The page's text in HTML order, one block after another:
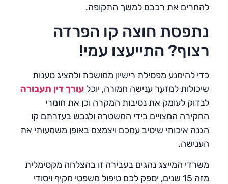
להחרים את רכבם למשך התקופה.
נתפסת חוצה קו הפרדה
רצוף? התייעצו עמי!
כדי להימנע מפסילת רישיון ממושכת ולהציג טענות
שיכולות למזער ענישה חמורה, יוכלעורך דין תעבורה
לבדוק לעומק את נסיבות המקרה וכן את חומרי
החקירה המצויים בידי המשטרה ולגבש בעזרתם קו
הגנה איכותי שיטיב עמכם ויצמצם באופן משמעותי את
הענישה.
משרדי המייצג נהגים בעבירה זו בהצלחה מקסימלית
מזה 15 שנים, יספק לכם טיפול משפטי מקיף ויסודי